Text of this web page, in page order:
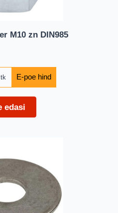
M10 zn DIN985
tk
edasi